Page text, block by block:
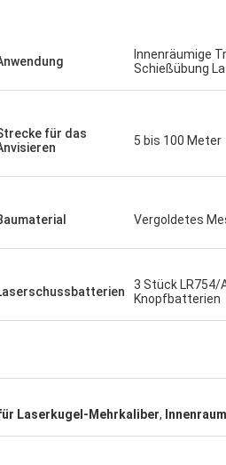
Innenräumige
Schießübung
für das
5 bis 100 Meter
Vergoldetes
3 Stück LR754/
Knopfbatterien
Laserkugel-Mehrkaliber,